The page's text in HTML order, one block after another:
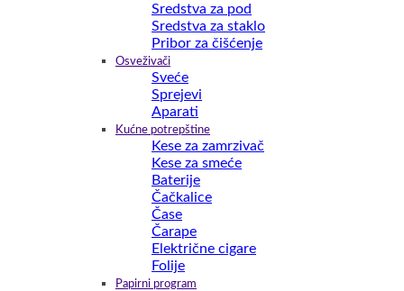
Sredstva za pod
Sredstva za staklo
Pribor za čišćenje
Osveživači
Sveće
Sprejevi
Aparati
Kućne potrepštine
Kese za zamrzivač
Kese za smeće
Baterije
Čačkalice
Čase
Čarape
Električne cigare
Folije
Papirni program